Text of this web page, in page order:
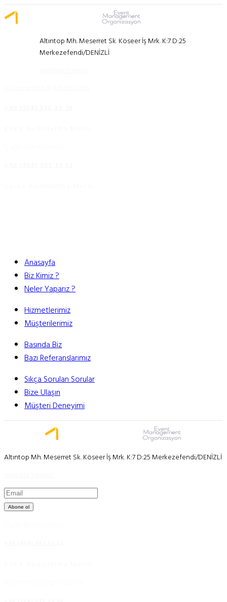
Altıntop Mh. Meserret Sk. Köseer İş Mrk. K:7 D:25
Merkezefendi/DENİZLİ
Anasayfa
Biz Kimiz ?
Neler Yaparız ?
Hizmetlerimiz
Müşterilerimiz
Basında Biz
Bazı Referanslarımız
Sıkça Sorulan Sorular
Bize Ulaşın
Müşteri Deneyimi
Altıntop Mh. Meserret Sk. Köseer İş Mrk. K:7 D:25 Merkezefendi/DENİZLİ
Abone ol